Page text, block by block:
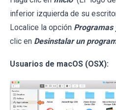
inferior izquierda de su
Localice la opción Programas
clic en Desinstalar un
Usuarios de macOS (OSX):